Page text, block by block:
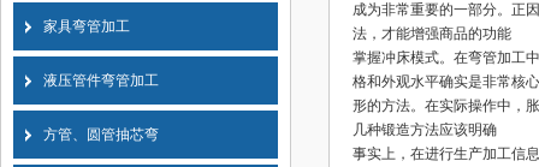
家具弯管加工
液压管件弯管加工
方管、圆管抽芯弯
成为非常重要的一部分。正
法，才能增强商品的功能
掌握冲床模式。在弯管加工
格和外观水平确实是非常核
形的方法。在实际操作中，
几种锻造方法应该明确
事实上，在进行生产加工信